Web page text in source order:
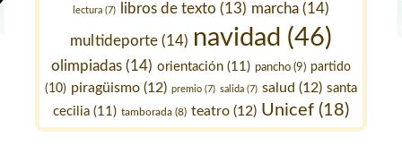
lectura (7) libros de texto (13) marcha (14)
multideporte(14) navidad (46)
olimpiadas (14) orientación (11) pancho (9) partido
(10) piragüismo (12) premio (7) salida (7) salud (12) santa
cecilia (11) tamborada (8) teatro (12) Unicef (18)